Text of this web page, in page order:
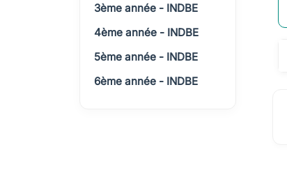
3ème année - INDBE
4ème année - INDBE
5ème année - INDBE
6ème année - INDBE